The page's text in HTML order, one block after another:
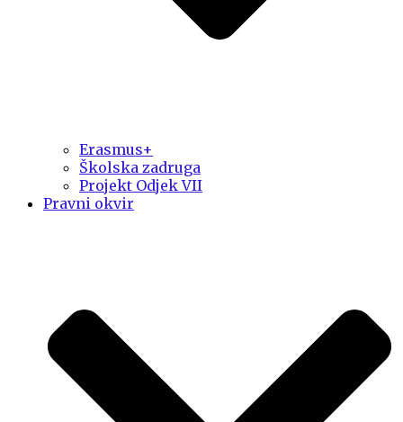
Erasmus+
Školska zadruga
Projekt Odjek VII
Pravni okvir